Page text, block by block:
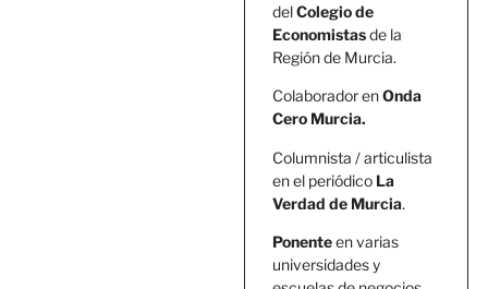
delColegio de
Economistasde la
Región de Murcia.
Colaborador enOnda
Cero Murcia.
Columnista / articulista
en el periódico La
Verdad de Murcia.
Ponenteen varias
universidades y